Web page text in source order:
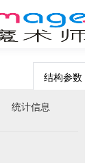
统计信息
结构参数